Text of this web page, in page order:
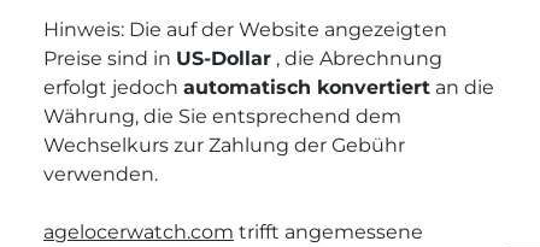
Hinweis: Die auf der Website angezeigten
Preise sind in US-Dollar , die Abrechnung
erfolgt jedoch automatisch konvertiert an die
Währung, die Sie entsprechend dem
Wechselkurs zur Zahlung der Gebühr
verwenden.
agelocerwatch.com trifft angemessene